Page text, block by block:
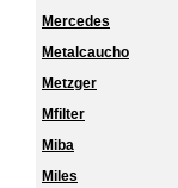
Mercedes
Metalcaucho
Metzger
Mfilter
Miba
Miles